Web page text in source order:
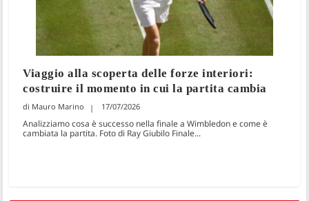
Viaggio alla scoperta delle forze interiori:
costruire il momento in cui la partita cambia
Mauro Marino 17/07/2026
Analizziamo cosa è successo nella finale a Wimbledon e come è
cambiata la partita. Foto di Ray Giubilo Finale...